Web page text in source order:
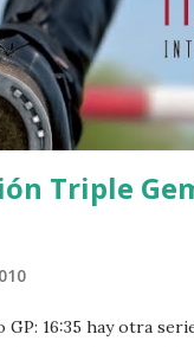
Triple
16:35 hay otra